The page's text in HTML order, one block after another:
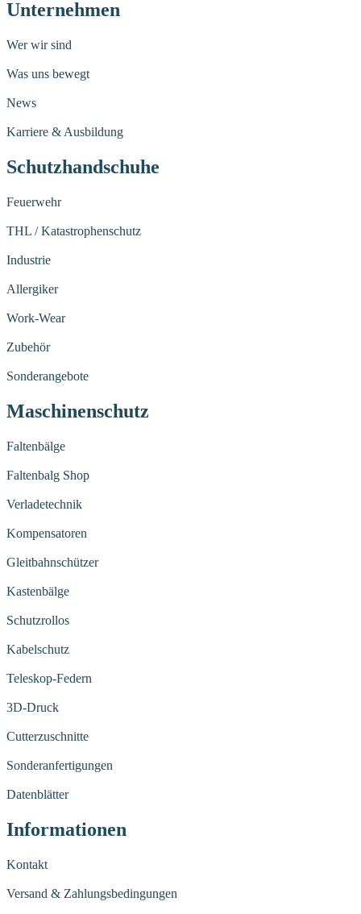
Unternehmen
Wer wir sind
Was uns bewegt
News
Karriere & Ausbildung
Schutzhandschuhe
Feuerwehr
THL / Katastrophenschutz
Industrie
Allergiker
Work-Wear
Zubehör
Sonderangebote
Maschinenschutz
Faltenbälge
Faltenbalg Shop
Verladetechnik
Kompensatoren
Gleitbahnschützer
Kastenbälge
Schutzrollos
Kabelschutz
Teleskop-Federn
3D-Druck
Cutterzuschnitte
Sonderanfertigungen
Datenblätter
Informationen
Kontakt
Versand & Zahlungsbedingungen